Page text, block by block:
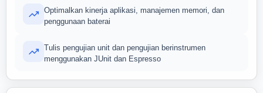
Optimalkan kinerja aplikasi, manajemen memori, dan
penggunaan baterai
Tulis pengujian unit dan pengujian berinstrumen
menggunakan JUnit dan Espresso